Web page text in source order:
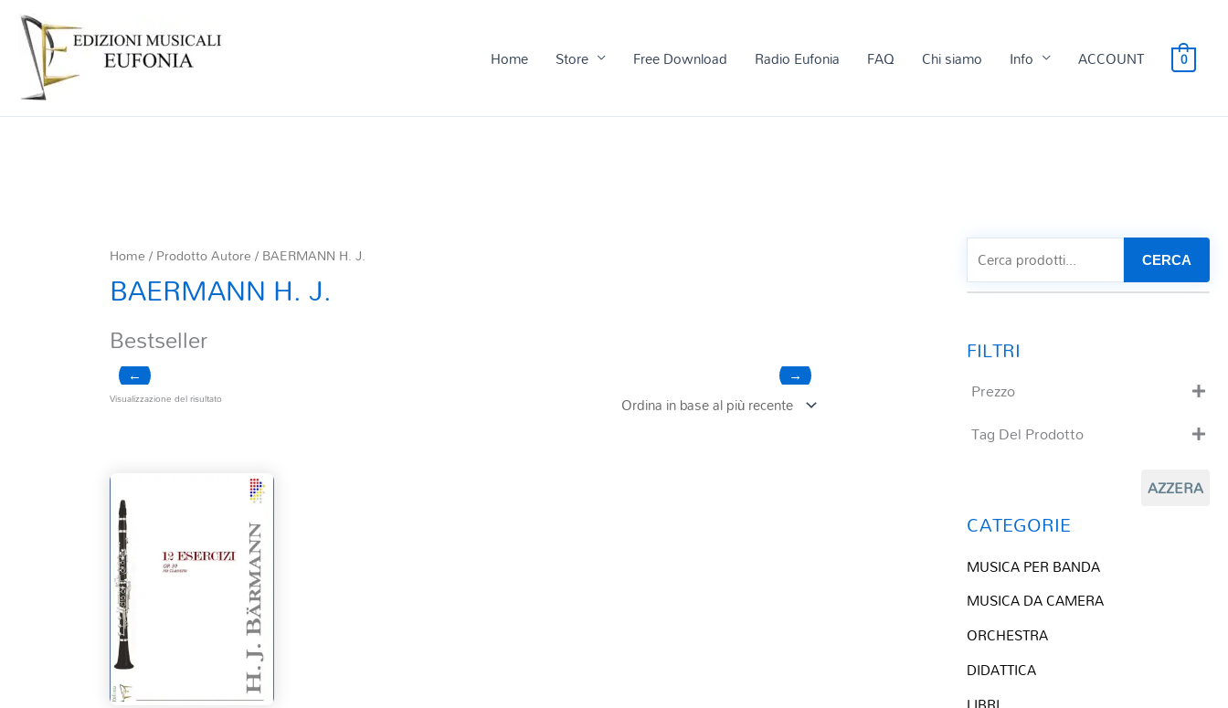
Home Store Free Download Radio Eufonia FAQ Chi siamo Info ACCOUNT 0
Home/ Prodotto Autore / BAERMANN H. J.
BAERMANN H. J.
Bestseller
← →
Visualizzazione del risultato
CERCA
Prezzo
Tag Del Prodotto
Composizioni originali
QR base
QR esecuzione
AZZERA
CATEGORIE
MUSICA PER BANDA
MUSICA DA CAMERA
ORCHESTRA
DIDATTICA